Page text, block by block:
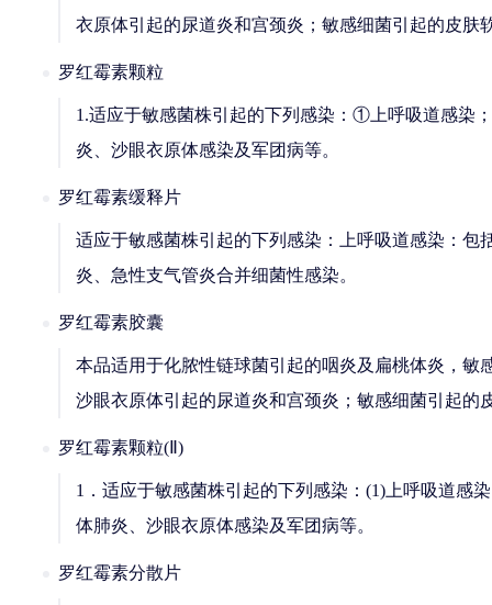
衣原体引起的尿道炎和宫颈炎；敏感细菌引起的皮肤
罗红霉素颗粒
1.适应于敏感菌株引起的下列感染：①上呼吸道感
炎、沙眼衣原体感染及军团病等。
罗红霉素缓释片
适应于敏感菌株引起的下列感染：上呼吸道感染：
炎、急性支气管炎合并细菌性感染。
罗红霉素胶囊
本品适用于化脓性链球菌引起的咽炎及扁桃体炎，
沙眼衣原体引起的尿道炎和宫颈炎；敏感细菌引起的
罗红霉素颗粒(Ⅱ)
1．适应于敏感菌株引起的下列感染：(1)上呼吸道感
体肺炎、沙眼衣原体感染及军团病等。
罗红霉素分散片